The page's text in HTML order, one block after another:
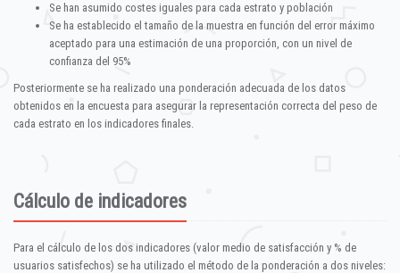
Se han asumido costes iguales para cada estrato y población
Se ha establecido el tamaño de la muestra en función del error máximo
aceptado para una estimación de una proporción, con un nivel de
confianza del 95%
Posteriormente se ha realizado una ponderación adecuada de los datos
obtenidos en la encuesta para asegurar la representación correcta del peso de
cada estrato en los indicadores finales.
Cálculo de indicadores
Para el cálculo de los dos indicadores (valor medio de satisfacción y % de
usuarios satisfechos) se ha utilizado el método de la ponderación a dos niveles: